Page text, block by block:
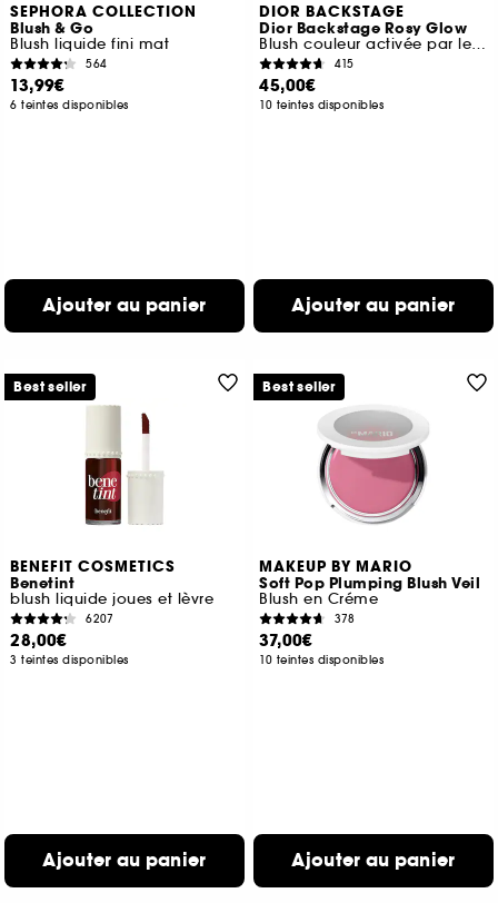
SEPHORA COLLECTION
Blush & Go
Blush liquide fini mat
564
13,99€
6 teintes disponibles
Ajouter au panier
DIOR BACKSTAGE
Dior Backstage Rosy Glow
Blush couleur activée par le pH
415
45,00€
10 teintes disponibles
Ajouter au panier
BENEFIT COSMETICS
Benetint
blush liquide joues et lèvre
6207
28,00€
3 teintes disponibles
Ajouter au panier
Best seller
MAKEUP BY MARIO
Soft Pop Plumping Blush Veil
Blush en Créme
378
37,00€
10 teintes disponibles
Ajouter au panier
Best seller